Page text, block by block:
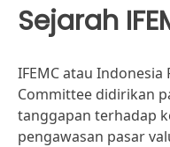
Sejarah
IFEMC atau
Committee didirikan
tanggapan terhadap
pengawasan pasar